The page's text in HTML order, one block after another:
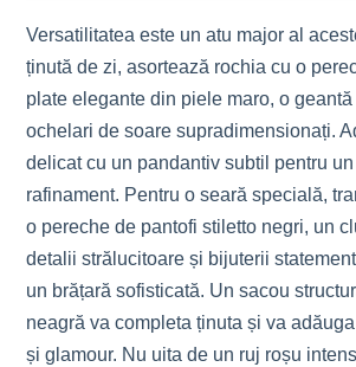
Versatilitatea este un atu major al
ținută de zi, asortează rochia cu o
plate elegante din piele maro, o
ochelari de soare supradimensionați.
delicat cu un pandantiv subtil pentru
rafinament. Pentru o seară specială,
o pereche de pantofi stiletto negri, un
detalii strălucitoare și bijuterii
un brățară sofisticată. Un sacou
neagră va completa ținuta și va
și glamour. Nu uita de un ruj roșu